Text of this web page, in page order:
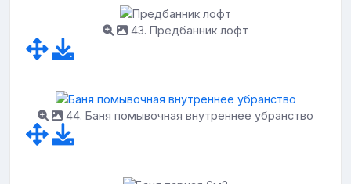
43. Предбанник лофт
44. Баня помывочная внутреннее убранство